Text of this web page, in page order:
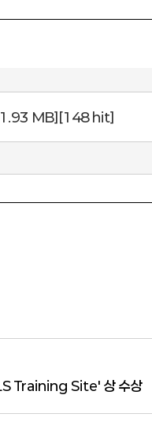
MB][148 hit]
Training Site' 상 수상